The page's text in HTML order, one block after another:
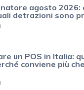
agosto 2026:
detrazioni sono
un POS in Italia:
conviene più